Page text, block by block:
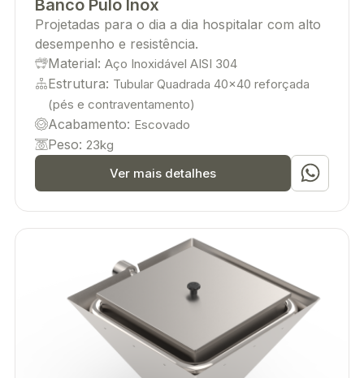
Banco Pulo Inox
Projetadas para o dia a dia hospitalar com alto
desempenho e resistência.
Material: Aço Inoxidável AISI 304
Estrutura: Tubular Quadrada 40x40 reforçada
(pés e contraventamento)
Acabamento: Escovado
Peso: 23kg
Ver mais detalhes